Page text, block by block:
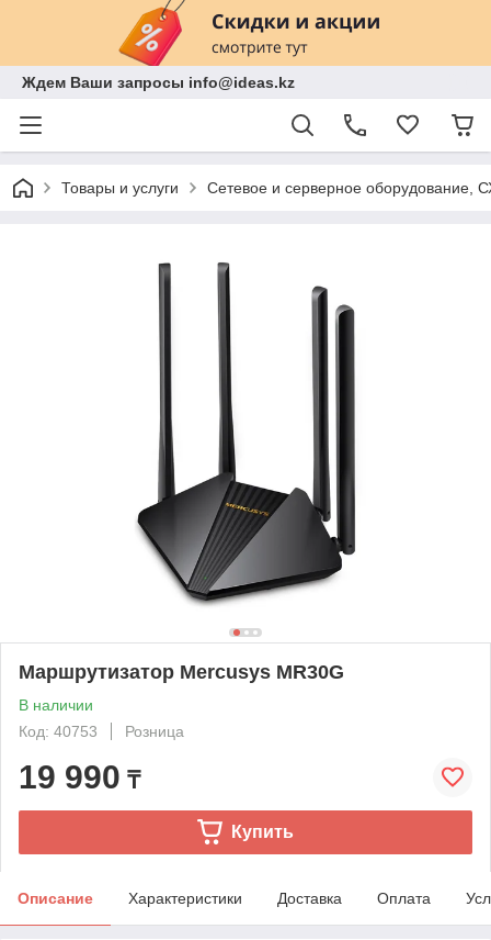
Ждем Ваши запросы info@ideas.kz
Товары и услуги Сетевое и серверное оборудование,
Маршрутизатор Mercusys MR30G
В наличии
Код: 40753
Розница
19 990 ₸
Купить
Описание Характеристики Доставка Оплата